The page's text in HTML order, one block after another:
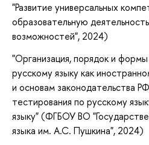
"Развитие универсальных
образовательную
возможностей", 2024)
"Организация, порядок и
русскому языку как
и основам законодательства
тестирования по русскому
языку" (ФГБОУ ВО
языка им. А.С. Пушкина", 2024)